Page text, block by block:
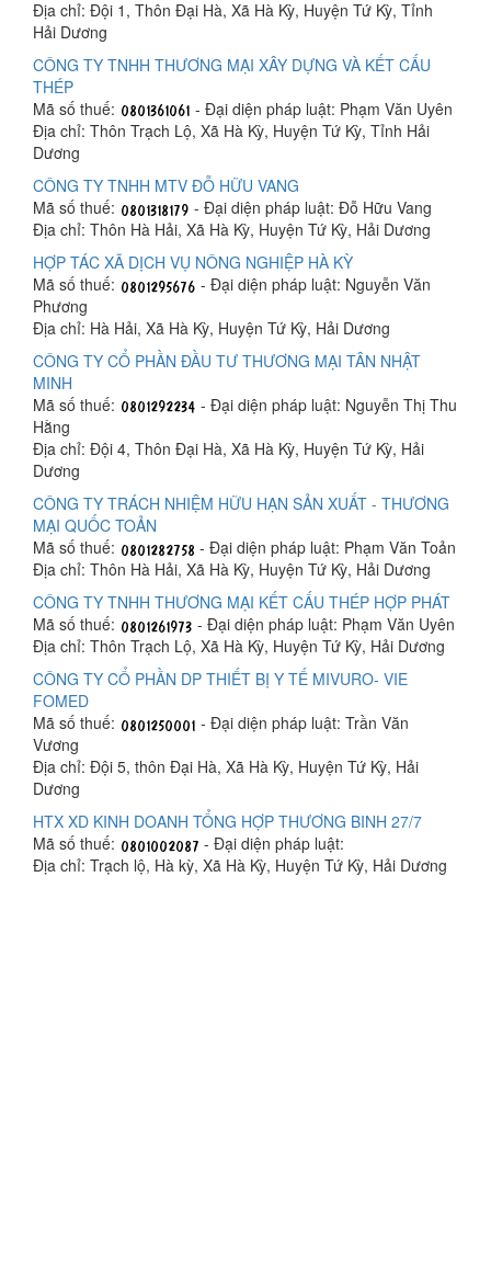
Địa chỉ: Đội 1, Thôn Đại Hà, Xã Hà Kỳ, Huyện Tứ Kỳ, Tỉnh
Hải Dương
CÔNG TY TNHH THƯƠNG MẠI XÂY DỰNG VÀ KẾT CẤU
THÉP
Mã số thuế:
- Đại diện pháp luật: Phạm Văn Uyên
Địa chỉ: Thôn Trạch Lộ, Xã Hà Kỳ, Huyện Tứ Kỳ, Tỉnh Hải
Dương
CÔNG TY TNHH MTV ĐỖ HỮU VANG
Mã số thuế:
- Đại diện pháp luật: Đỗ Hữu Vang
Địa chỉ: Thôn Hà Hải, Xã Hà Kỳ, Huyện Tứ Kỳ, Hải Dương
HỢP TÁC XÃ DỊCH VỤ NÔNG NGHIỆP HÀ KỲ
Mã số thuế:
- Đại diện pháp luật: Nguyễn Văn
Phương
Địa chỉ: Hà Hải, Xã Hà Kỳ, Huyện Tứ Kỳ, Hải Dương
CÔNG TY CỔ PHẦN ĐẦU TƯ THƯƠNG MẠI TÂN NHẬT
MINH
Mã số thuế:
- Đại diện pháp luật: Nguyễn Thị Thu
Hằng
Địa chỉ: Đội 4, Thôn Đại Hà, Xã Hà Kỳ, Huyện Tứ Kỳ, Hải
Dương
CÔNG TY TRÁCH NHIỆM HỮU HẠN SẢN XUẤT - THƯƠNG
MẠI QUỐC TOẢN
Mã số thuế:
- Đại diện pháp luật: Phạm Văn Toản
Địa chỉ: Thôn Hà Hải, Xã Hà Kỳ, Huyện Tứ Kỳ, Hải Dương
CÔNG TY TNHH THƯƠNG MẠI KẾT CẤU THÉP HỢP PHÁT
Mã số thuế:
- Đại diện pháp luật: Phạm Văn Uyên
Địa chỉ: Thôn Trạch Lộ, Xã Hà Kỳ, Huyện Tứ Kỳ, Hải Dương
CÔNG TY CỔ PHẦN DP THIẾT BỊ Y TẾ MIVURO- VIE
FOMED
Mã số thuế:
- Đại diện pháp luật: Trần Văn
Vương
Địa chỉ: Đội 5, thôn Đại Hà, Xã Hà Kỳ, Huyện Tứ Kỳ, Hải
Dương
HTX XD KINH DOANH TỔNG HỢP THƯƠNG BINH 27/7
Mã số thuế:
- Đại diện pháp luật:
Địa chỉ: Trạch lộ, Hà kỳ, Xã Hà Kỳ, Huyện Tứ Kỳ, Hải Dương